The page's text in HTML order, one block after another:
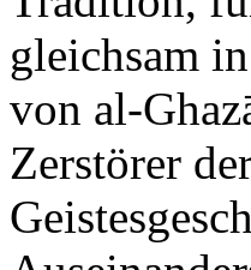
gleichsam
von al-
Zerstörer